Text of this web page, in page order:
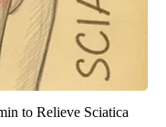
to Relieve Sciatica